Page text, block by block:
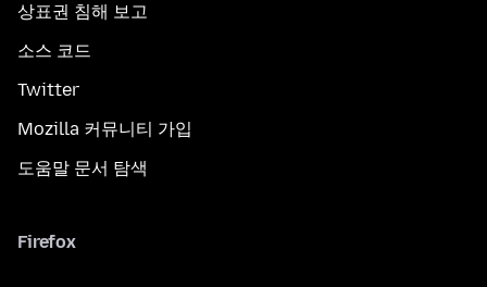
상표권 침해 보고
소스 코드
Twitter
Mozilla 커뮤니티 가입
도움말 문서 탐색
Firefox